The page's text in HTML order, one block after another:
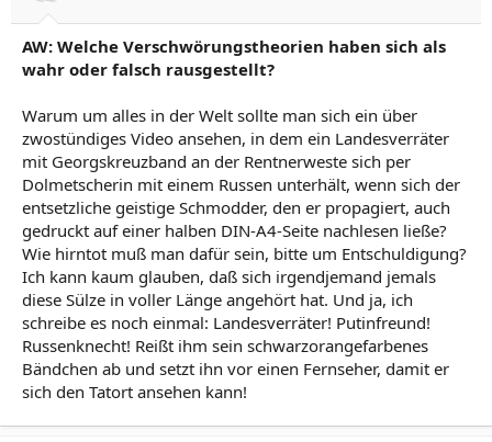
AW: Welche Verschwörungstheorien haben sich als
wahr oder falsch rausgestellt?
Warum um alles in der Welt sollte man sich ein über
zwostündiges Video ansehen, in dem ein Landesverräter
mit Georgskreuzband an der Rentnerweste sich per
Dolmetscherin mit einem Russen unterhält, wenn sich der
entsetzliche geistige Schmodder, den er propagiert, auch
gedruckt auf einer halben DIN-A4-Seite nachlesen ließe?
Wie hirntot muß man dafür sein, bitte um Entschuldigung?
Ich kann kaum glauben, daß sich irgendjemand jemals
diese Sülze in voller Länge angehört hat. Und ja, ich
schreibe es noch einmal: Landesverräter! Putinfreund!
Russenknecht! Reißt ihm sein schwarzorangefarbenes
Bändchen ab und setzt ihn vor einen Fernseher, damit er
sich den Tatort ansehen kann!